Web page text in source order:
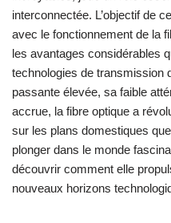
interconnectée. L’objectif de
avec le fonctionnement de la
les avantages considérables
technologies de transmission
passante élevée, sa faible
accrue, la fibre optique a
sur les plans domestiques
plonger dans le monde
découvrir comment elle
nouveaux horizons